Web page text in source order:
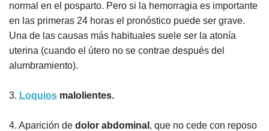
normal en el posparto. Pero si la hemorragia es importante
en las primeras 24 horas el pronóstico puede ser grave.
Una de las causas más habituales suele ser la atonía
uterina (cuando el útero no se contrae después del
alumbramiento).
3. Loquios malolientes.
4. Aparición de dolor abdominal , que no cede con reposo